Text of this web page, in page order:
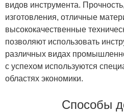
видов инструмента.
изготовления, отличные
высококачественные
позволяют использовать
различных видах
с успехом используются
областях экономики.
Способы